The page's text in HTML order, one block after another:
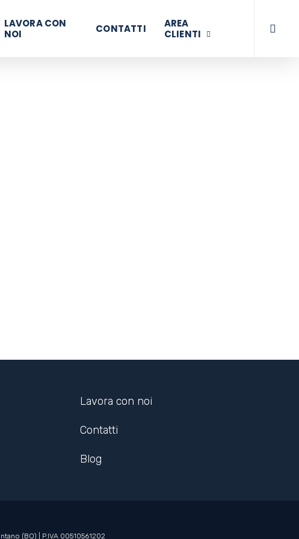
LAVORA CON
NOI
CONTATTI
AREA
CLIENTI
Lavora con noi
Contatti
Blog
(BO) | P.IVA 00510561202